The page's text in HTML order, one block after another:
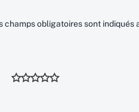
champs obligatoires sont indiqués